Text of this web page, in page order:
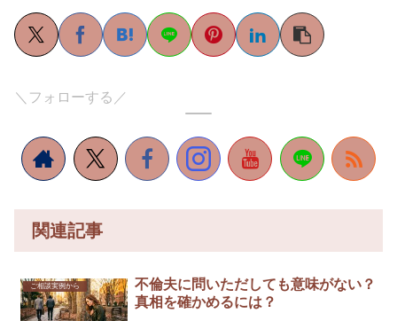
＼フォローする／
関連記事
ご相談実例から
不倫夫に問いただしても意味がない？
真相を確かめるには？